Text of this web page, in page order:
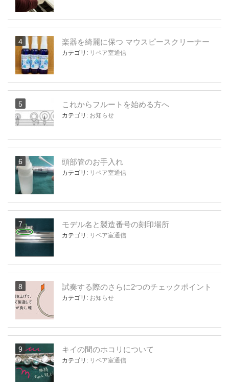
楽器を綺麗に保つ マウスピースクリーナー
カテゴリ: リペア室通信
これからフルートを始める方へ
カテゴリ: お知らせ
頭部管のお手入れ
カテゴリ: リペア室通信
モデル名と製造番号の刻印場所
カテゴリ: リペア室通信
試奏する際のさらに2つのチェックポイント
カテゴリ: お知らせ
キイの間のホコリについて
カテゴリ: リペア室通信